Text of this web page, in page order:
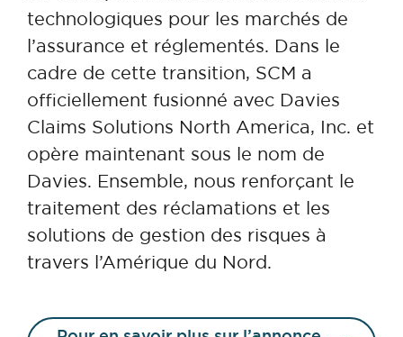
technologiques pour les marchés de
l’assurance et réglementés. Dans le
cadre de cette transition, SCM a
officiellement fusionné avec Davies
Claims Solutions North America, Inc. et
opère maintenant sous le nom de
Davies. Ensemble, nous renforçant le
traitement des réclamations et les
solutions de gestion des risques à
travers l’Amérique du Nord.